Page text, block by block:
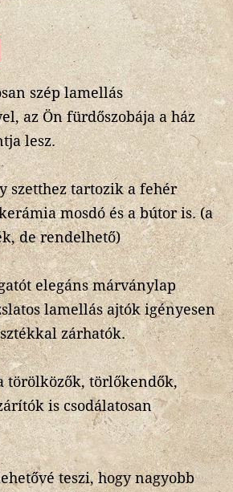
szép lamellás
az Ön fürdőszobája a ház
lesz.
szetthez tartozik a fehér
mosdó és a bútor is. (a
de rendelhető)
elegáns márványlap
lamellás ajtók igényesen
zárhatók.
törölközők, törlőkendők,
is csodálatosan
teszi, hogy nagyobb